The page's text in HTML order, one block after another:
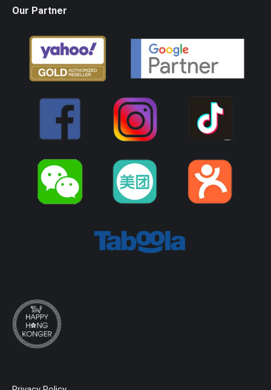
Our Partner